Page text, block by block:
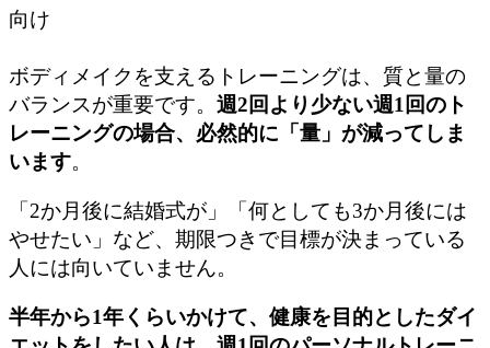
向け
ボディメイクを支えるトレーニングは、質と量の
バランスが重要です。 週2回より少ない週1回のト
レーニングの場合、必然的に「量」が減ってしま
います。
「2か月後に結婚式が」「何としても3か月後には
やせたい」など、期限つきで目標が決まっている
人には向いていません。
半年から1年くらいかけて、健康を目的としたダイ